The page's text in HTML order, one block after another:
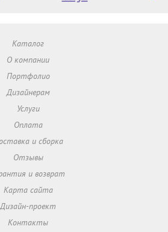
Каталог
О компании
Портфолио
Дизайнерам
Услуги
Оплата
и сборка
Отзывы
и возврат
Карта сайта
Дизайн-проект
Контакты